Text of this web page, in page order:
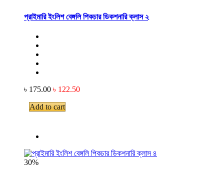
প্রাইমারি ইংলিশ বেঙ্গলি পিকচার ডিকশনারি ক্লাস ২
৳ 175.00 ৳ 122.50
Add to cart
30%